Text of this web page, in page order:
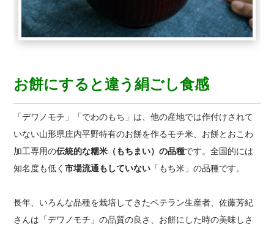
お餅にすると違う絹ごし食感
「デワノモチ」「でわのもち」は、他の産地では作付けされて
いない山形県庄内平野特有のお餅を作るモチ米、お餅とおこわ
加工専用の伝統的な糯米（もちまい）の品種です。全国的には
知名度も低く市場流通もしていない 「もち米」の品種です。
長年、いろんな品種を栽培してきたベテラン生産者、佐藤芳紀
さんは「デワノモチ」の品質の良さ、お餅にした時の美味しさ